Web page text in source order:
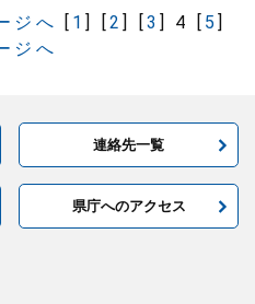
ジへ [ 1] [2] [3] 4 [ 5]
ジへ
連絡先一覧
県庁へのアクセス